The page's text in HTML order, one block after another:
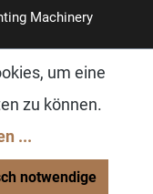
Machinery
um eine
zu können.
...
notwendige